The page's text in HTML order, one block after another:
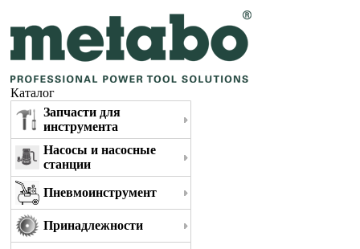
Каталог
Запчасти для
инструмента
Насосы и насосные
станции
Пневмоинструмент
Принадлежности